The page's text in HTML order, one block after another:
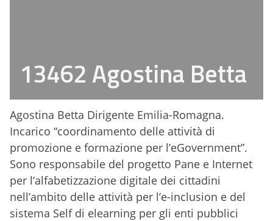
13462 Agostina Betta
Agostina Betta Dirigente Emilia-Romagna.
Incarico “coordinamento delle attività di
promozione e formazione per l’eGovernment”.
Sono responsabile del progetto Pane e Internet
per l’alfabetizzazione digitale dei cittadini
nell’ambito delle attività per l’e-inclusion e del
sistema Self di elearning per gli enti pubblici